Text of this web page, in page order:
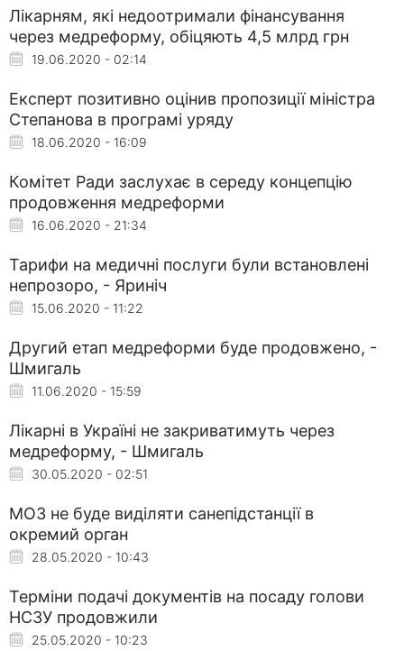
Лікарням, які недоотримали фінансування
через медреформу, обіцяють 4,5 млрд грн
19.06.2020 - 02:14
Експерт позитивно оцінив пропозиції міністра
Степанова в програмі уряду
18.06.2020 - 16:09
Комітет Ради заслухає в середу концепцію
продовження медреформи
16.06.2020 - 21:34
Тарифи на медичні послуги були встановлені
непрозоро, - Яриніч
15.06.2020 - 11:22
Другий етап медреформи буде продовжено, -
Шмигаль
11.06.2020 - 15:59
Лікарні в Україні не закриватимуть через
медреформу, - Шмигаль
30.05.2020 - 02:51
МОЗ не буде виділяти санепідстанції в
окремий орган
28.05.2020 - 10:43
Терміни подачі документів на посаду голови
НСЗУ продовжили
25.05.2020 - 10:23